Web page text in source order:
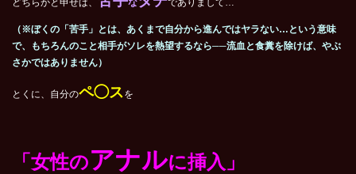
どちらかと申せば、 な でありまして…
（※ぼくの「苦手」とは、あくまで自分から進んではヤラない…という意味
で、もちろんのこと相手がソレを熱望するなら──流血と食糞を除けば、やぶ
さかではありません）
とくに、自分のペ◯スを
「女性のアナルに挿入」